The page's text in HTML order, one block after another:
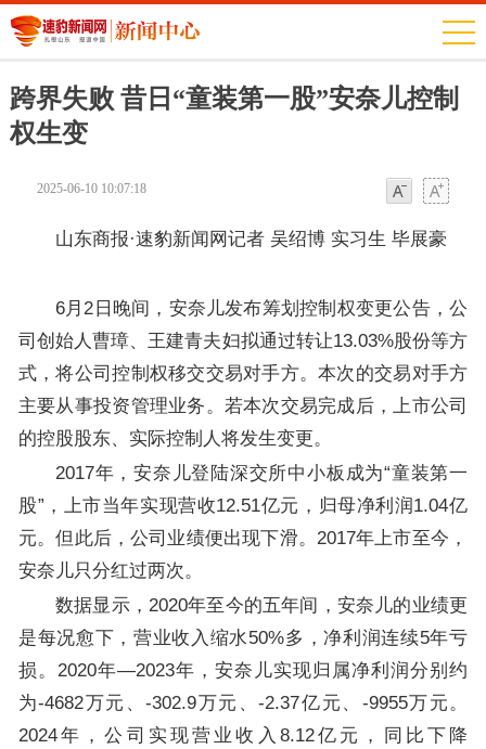
跨界失败 昔日“童装第一股”安奈儿控制
权生变
2025-06-10 10:07:18
山东商报·速豹新闻网记者 吴绍博 实习生 毕展豪
6月2日晚间，安奈儿发布筹划控制权变更公告，公
司创始人曹璋、王建青夫妇拟通过转让13.03%股份等方
式，将公司控制权移交交易对手方。本次的交易对手方
主要从事投资管理业务。若本次交易完成后，上市公司
的控股股东、实际控制人将发生变更。
2017年，安奈儿登陆深交所中小板成为“童装第一
股”，上市当年实现营收12.51亿元，归母净利润1.04亿
元。但此后，公司业绩便出现下滑。2017年上市至今，
安奈儿只分红过两次。
数据显示，2020年至今的五年间，安奈儿的业绩更
是每况愈下，营业收入缩水50%多，净利润连续5年亏
损。2020年—2023年，安奈儿实现归属净利润分别约
为-4682万元、-302.9万元、-2.37亿元、-9955万元。
2024年，公司实现营业收入8.12亿元，同比下降